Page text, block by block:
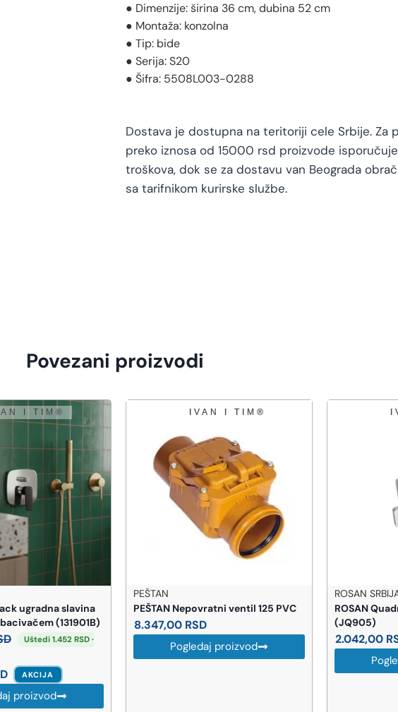
● Dimenzije: širina 36 cm, dubina 52 cm
● Montaža: konzolna
● Tip: bide
● Serija: S20
● Šifra: 5508L003-0288
Dostava je dostupna na teritoriji cele Srbije. Za
preko iznosa od 15000 rsd proizvode
troškova, dok se za dostavu van Beograda
sa tarifnikom kurirske službe.
Povezani proizvodi
ugradna slavina
(131901B)
Uštedi 1.452 RSD ·
AKCIJA
proizvod
PEŠTAN
PEŠTAN Nepovratni ventil 125 PVC
8.347,00 RSD
Pogledaj proizvod
ROSAN
ROSAN
(JQ905)
2.042,00